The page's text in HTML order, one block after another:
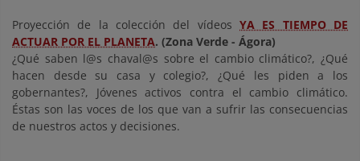
Proyección de la colección del vídeos YA ES TIEMPO DE
ACTUAR POR EL PLANETA. (Zona Verde - Ágora)
¿Qué saben l@s chaval@s sobre el cambio climático?, ¿Qué
hacen desde su casa y colegio?, ¿Qué les piden a los
gobernantes?, Jóvenes activos contra el cambio climático.
Éstas son las voces de los que van a sufrir las consecuencias
de nuestros actos y decisiones.